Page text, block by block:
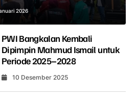
2026
PWI Bangkalan Kembali
Dipimpin Mahmud Ismail untuk
Periode 2025–2028
10 Desember 2025